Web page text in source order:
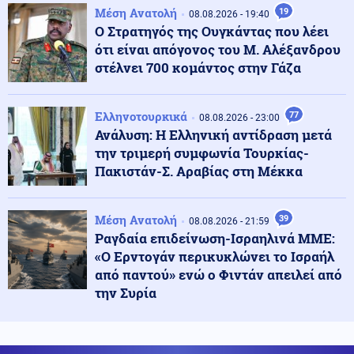
της μητέρας και έπεισαν το παιδί να τους δώσει
χρήματα και κοσμήματα
Ρωσία 09.08.2026 - 13:33
Ενώ ο Πούτιν "ετοιμάζει επίθεση" σε κράτος του ΝΑΤΟ
ο Ερντογάν προχωρά στην εξαγωγή μεγάλου πακέτου
αμερικανικών όπλων στην Ουκρανία
Κοινωνία 09.08.2026 - 13:25
Φωτιά στο Στεφάνι Κορινθίας: Ξέσπασε από σημείο με
φωτοβολταϊκά αναφέρει ο αντιδήμαρχος
Αθλητισμός 09.08.2026 - 13:20
Παγκόσμιο Κωπηλασίας Κ19: Παγκόσμιος
Πρωταθλητής ο Ιάσονας Μουσελίμης - Χάλκινο
μετάλλιο η Μουρατίδου
Πανό των οπαδών του Ερυθρού Αστέρα βρίζει ως
Μέση Ανατολή 08.08.2026 - 19:40 19
Ο Στρατηγός της Ουγκάντας που λέει
ότι είναι απόγονος του Μ. Αλέξανδρου
στέλνει 700 κομάντος στην Γάζα
Ελληνοτουρκικά 08.08.2026 - 23:00 77
Ανάλυση: Η Ελληνική αντίδραση μετά
την τριμερή συμφωνία Τουρκίας-
Πακιστάν-Σ. Αραβίας στη Μέκκα
Μέση Ανατολή 08.08.2026 - 21:59 39
Ραγδαία επιδείνωση-Ισραηλινά ΜΜΕ:
«Ο Ερντογάν περικυκλώνει το Ισραήλ
από παντού» ενώ ο Φιντάν απειλεί από
την Συρία